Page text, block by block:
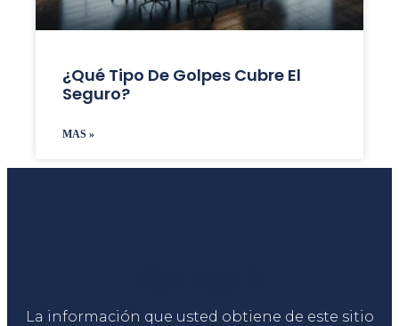
¿Qué Tipo De Golpes Cubre El
Seguro?
MAS »
La información que usted obtiene de este sitio